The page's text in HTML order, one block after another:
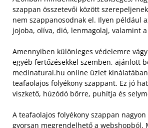
szappan összetevői között
nem szappanosodnak el. Ilyen például
jojoba, olíva, dió, lenmagolaj, valamint
Amennyiben különleges védelemre
egyéb fertőzésekkel szemben, ajánlott
medinatural.hu online üzlet
teafaolajos folyékony szappant. Ez jó
viszkető, húzódó bőrre, puhítja és
A teafaolajos folyékony szappan nagyon
gyorsan megrendelhető a webshopból.